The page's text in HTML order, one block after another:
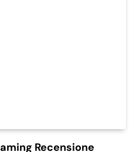
Recensione